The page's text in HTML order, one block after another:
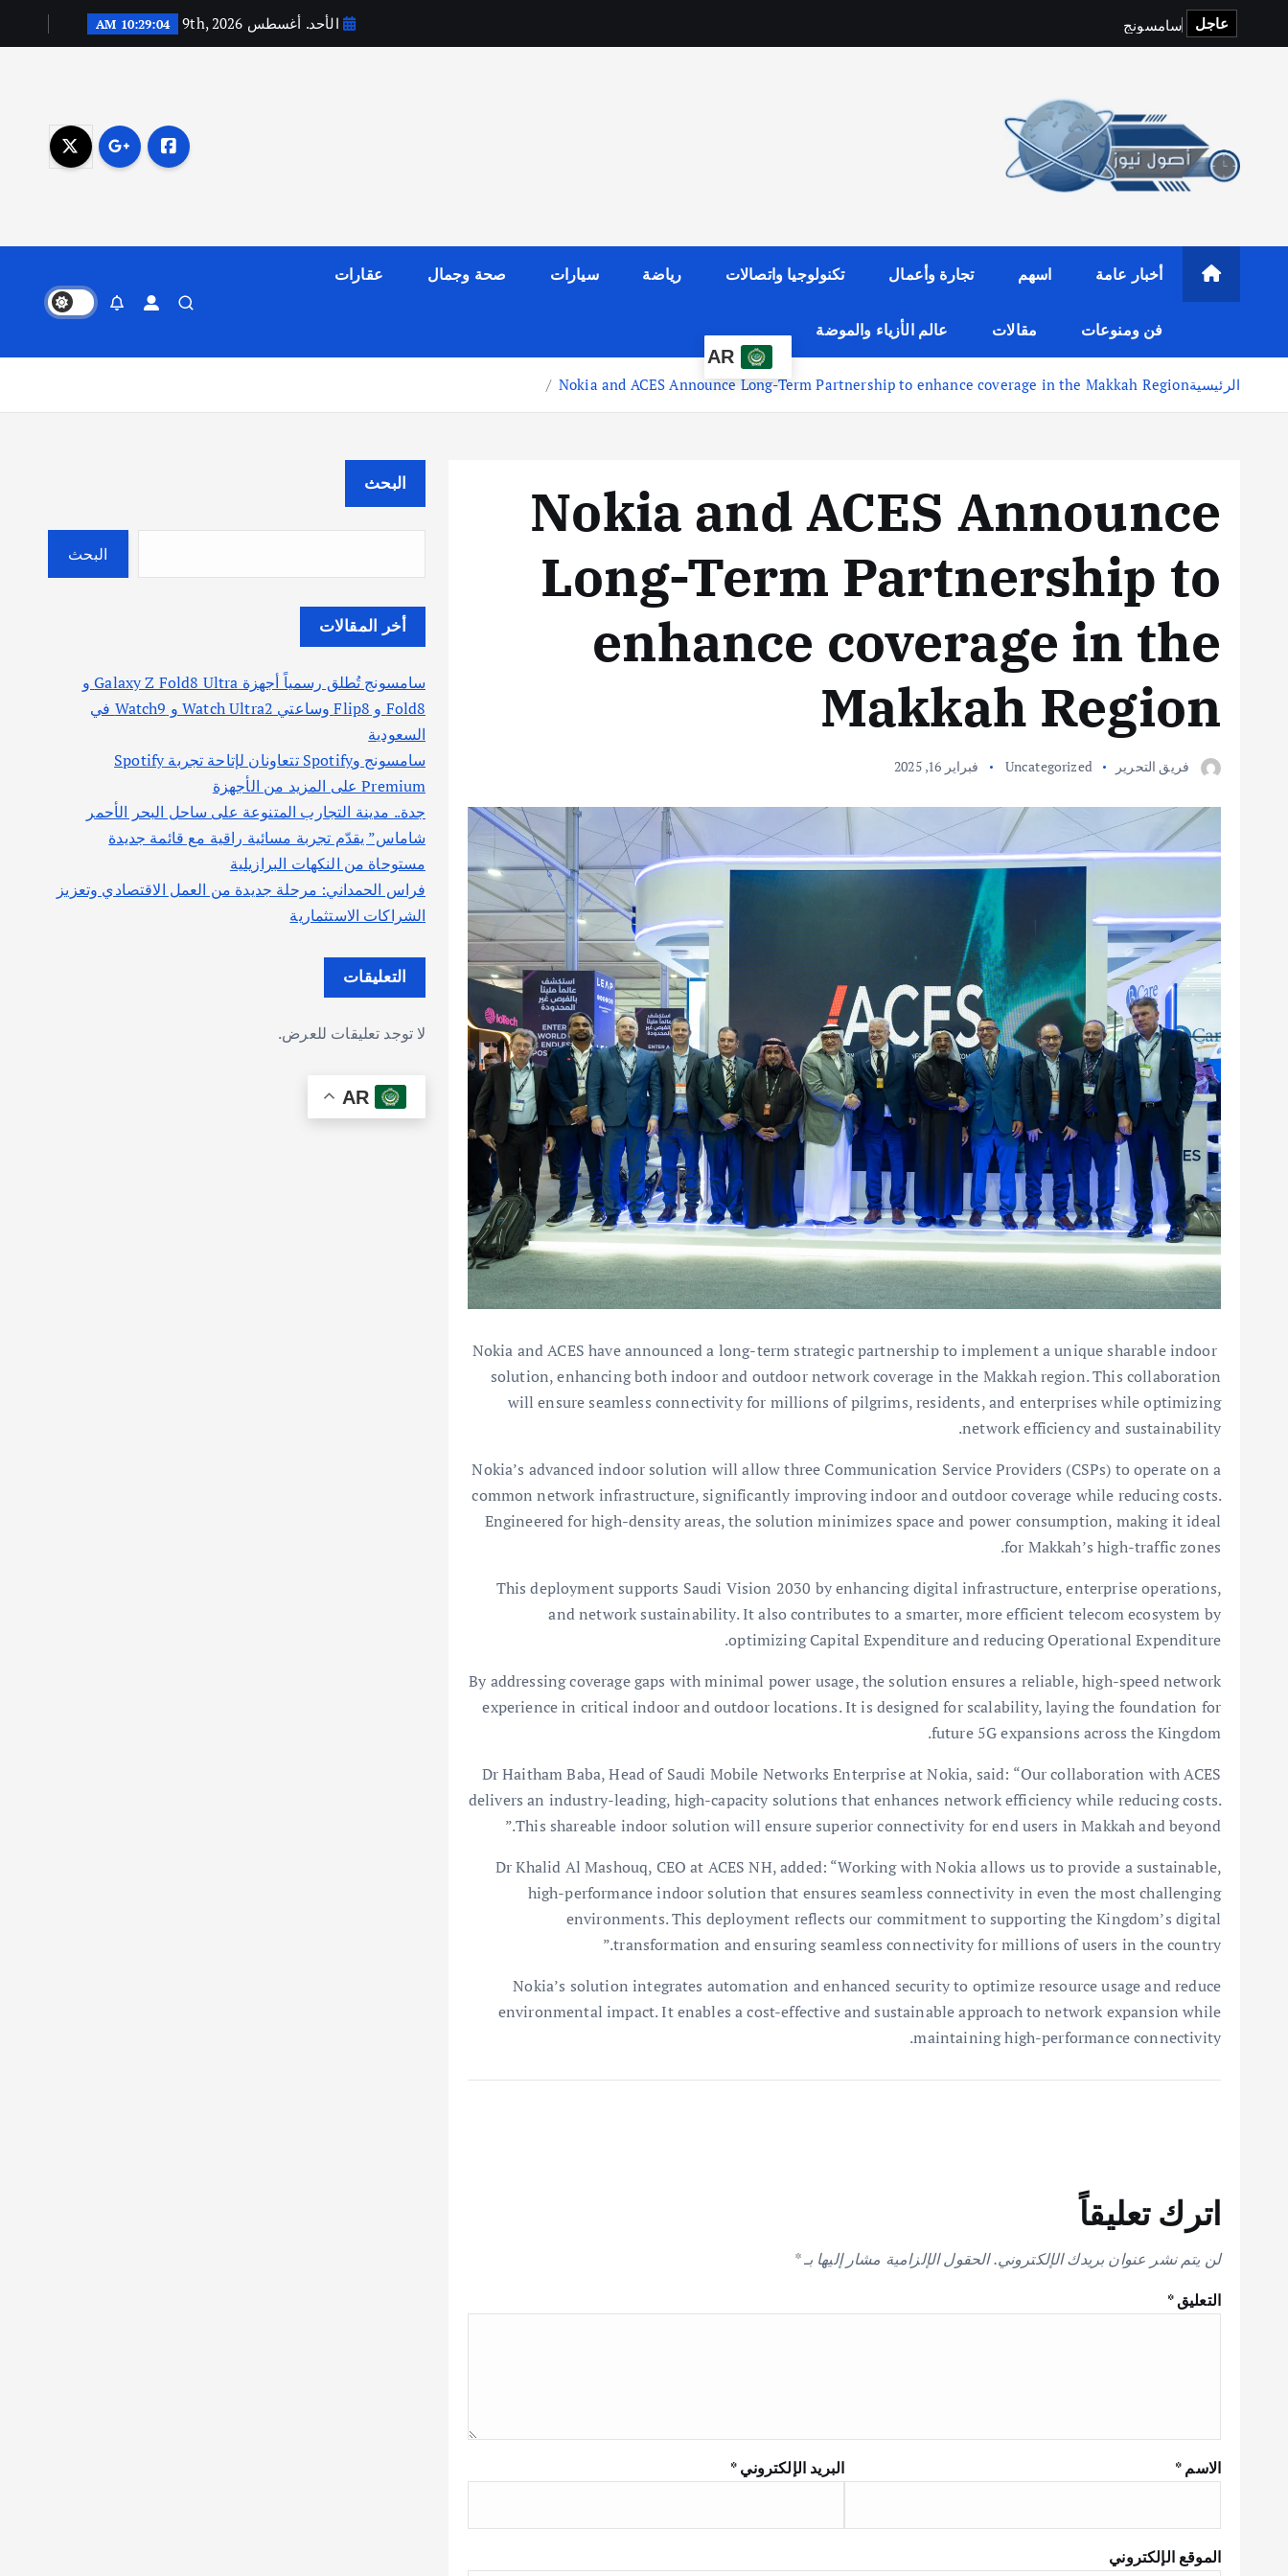
ى
عاجل سامسونج الأحد. أغسطس 9th, 2026 10:29:05 AM
أخبار عامة اسهم تجارة وأعمال تكنولوجيا واتصالات رياضة سيارات صحة وجمال عقارات
فن ومنوعات مقالات
عالم الأزياء والموضة
AR
الرئيسيةNokia and ACES Announce Long-Term Partnership to enhance coverage in the Makkah Region
Nokia and ACES Announce
Long-Term Partnership to
enhance coverage in the
Makkah Region
فريق التحرير Uncategorized فبراير 16, 2025
Nokia and ACES have announced a long-term strategic partnership to implement a unique sharable indoor
solution, enhancing both indoor and outdoor network coverage in the Makkah region. This collaboration
will ensure seamless connectivity for millions of pilgrims, residents, and enterprises while optimizing
network efficiency and sustainability.
Nokia’s advanced indoor solution will allow three Communication Service Providers (CSPs) to operate on a
common network infrastructure, significantly improving indoor and outdoor coverage while reducing costs.
Engineered for high-density areas, the solution minimizes space and power consumption, making it ideal
for Makkah’s high-traffic zones.
This deployment supports Saudi Vision 2030 by enhancing digital infrastructure, enterprise operations,
and network sustainability. It also contributes to a smarter, more efficient telecom ecosystem by
optimizing Capital Expenditure and reducing Operational Expenditure.
By addressing coverage gaps with minimal power usage, the solution ensures a reliable, high-speed network
experience in critical indoor and outdoor locations. It is designed for scalability, laying the foundation for
future 5G expansions across the Kingdom.
Dr Haitham Baba, Head of Saudi Mobile Networks Enterprise at Nokia, said: “Our collaboration with ACES
delivers an industry-leading, high-capacity solutions that enhances network efficiency while reducing costs.
This shareable indoor solution will ensure superior connectivity for end users in Makkah and beyond.”
Dr Khalid Al Mashouq, CEO at ACES NH, added: “Working with Nokia allows us to provide a sustainable,
high-performance indoor solution that ensures seamless connectivity in even the most challenging
environments. This deployment reflects our commitment to supporting the Kingdom’s digital
transformation and ensuring seamless connectivity for millions of users in the country.”
Nokia’s solution integrates automation and enhanced security to optimize resource usage and reduce
environmental impact. It enables a cost-effective and sustainable approach to network expansion while
maintaining high-performance connectivity.
اترك تعليقاً
لن يتم نشر عنوان بريدك الإلكتروني. الحقول الإلزامية مشار إليها بـ*
التعليق*
الاسم* البريد الإلكتروني*
الموقع الإلكتروني
البحث
البحث
أخر المقالات
سامسونج تُطلق رسمياً أجهزة Galaxy Z Fold8 Ultra و
Fold8 و Flip8 وساعتي Watch Ultra2 و Watch9 في
السعودية
سامسونج وSpotify تتعاونان لإتاحة تجربة Spotify
Premium على المزيد من الأجهزة
جدة.. مدينة التجارب المتنوعة على ساحل البحر الأحمر
شاماس” يقدّم تجربة مسائية راقية مع قائمة جديدة
مستوحاة من النكهات البرازيلية
فراس الحمداني: مرحلة جديدة من العمل الاقتصادي وتعزيز
الشراكات الاستثمارية
التعليقات
لا توجد تعليقات للعرض.
AR